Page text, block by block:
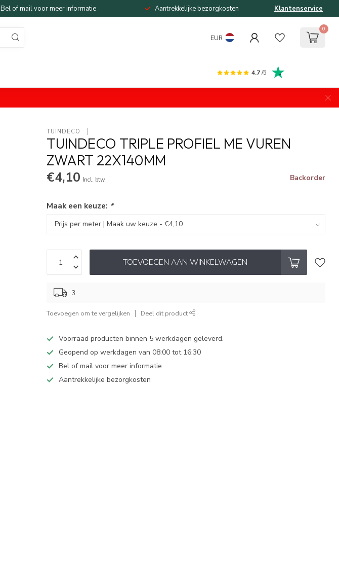
Bel of mail voor meer informatie Aantrekkelijke bezorgkosten Klantenservice
EUR
0
4.7/5
TUINDECO
TUINDECO TRIPLE PROFIEL ME VUREN
ZWART 22X140MM
€4,10 Incl. btw Backorder
Maak een keuze: *
TOEVOEGEN AAN WINKELWAGEN
3
Toevoegen om te vergelijken Deel dit product
Voorraad producten binnen 5 werkdagen geleverd.
Geopend op werkdagen van 08:00 tot 16:30
Bel of mail voor meer informatie
Aantrekkelijke bezorgkosten